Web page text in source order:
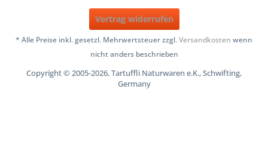
Vertrag widerrufen
* Alle Preise inkl. gesetzl. Mehrwertsteuer zzgl.Versandkosten wenn
nicht anders beschrieben
Copyright © 2005-2026, Tartuffli Naturwaren e.K., Schwifting,
Germany